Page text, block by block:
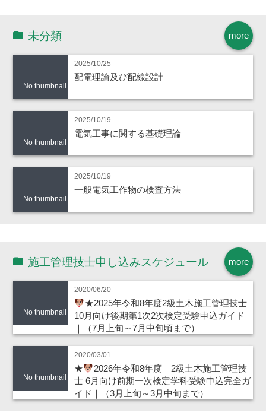
more
未分類
No thumbnail
2025/10/25
配電理論及び配線設計
No thumbnail
2025/10/19
電気工事に関する基礎理論
No thumbnail
2025/10/19
一般電気工作物の検査方法
more
施工管理技士申し込みスケジュール
No thumbnail
2020/06/20
★2025年令和8年度2級土木施工管理技士
10月向け後期第1次2次検定受験申込ガイド
｜（7月上旬～7月中旬頃まで）
No thumbnail
2020/03/01
★
2026年令和8年度 2級土木施工管理技
士 6月向け前期一次検定学科受験申込完全ガ
イド｜（3月上旬～3月中旬まで）